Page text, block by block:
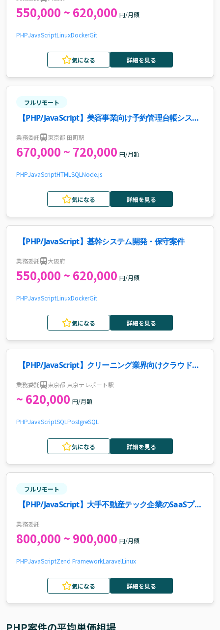
550,000 ~ 620,000 円/月額
PHPJavaScriptLinuxDockerGit
気になる 詳細を見る
フルリモート
【PHP/JavaScript】美容事業向け予約管理台帳システ
業務委託 東京都 田町駅
670,000 ~ 720,000 円/月額
PHPJavaScriptHTML SQL Node.js
気になる 詳細を見る
【PHP/JavaScript】基幹システム開発・保守案件
業務委託 大阪府
550,000 ~ 620,000 円/月額
PHPJavaScriptLinuxDockerGit
気になる 詳細を見る
【PHP/JavaScript】クリーニング業界向けクラウドサ
業務委託 東京都 東京テレポート駅
~ 620,000 円/月額
PHPJavaScriptSQL PostgreSQL
気になる 詳細を見る
フルリモート
【PHP/JavaScript】大手不動産テック企業のSaaSプロ
業務委託
800,000 ~ 900,000 円/月額
PHPJavaScriptZend FrameworkLaravelLinux
気になる 詳細を見る